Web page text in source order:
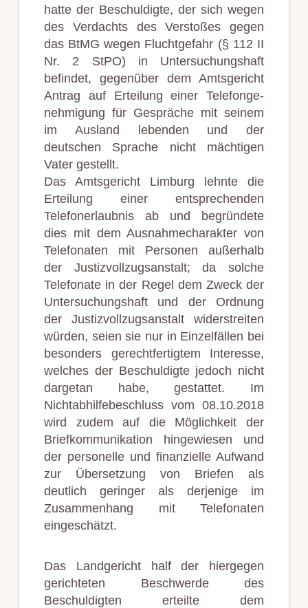
hatte der Be­schuldig­te, der sich wegen
des Ver­dachts des Ver­stoßes gegen
das BtMG wegen Flucht­gefahr (§ 112 II
Nr. 2 StPO) in Unter­suchungs­haft
befindet, gegen­über dem Amts­ge­richt
An­trag auf Er­teil­ung ein­er Telefon­ge­
nehmig­ung für Ge­spräche mit sein­em
im Aus­land leben­den und der
deutschen Sprache nicht mächtigen
Vater gestellt.
Das Amtsgericht Limburg lehnte die
Erteilung einer entsprechenden
Telefonerlaubnis ab und begründete
dies mit dem Ausnahmecharakter von
Telefonaten mit Personen außerhalb
der Justizvollzugsanstalt; da solche
Telefonate in der Regel dem Zweck der
Untersuchungshaft und der Ordnung
der Justizvollzugsanstalt widerstreiten
würden, seien sie nur in Einzelfällen bei
besonders gerechtfertigtem Interesse,
welches der Beschuldigte jedoch nicht
dargetan habe, gestattet. Im
Nichtabhilfebeschluss vom 08.10.2018
wird zudem auf die Möglichkeit der
Briefkommunikation hingewiesen und
der personelle und finanzielle Aufwand
zur Übersetzung von Briefen als
deutlich geringer als derjenige im
Zusammenhang mit Telefonaten
eingeschätzt.
Das Landgericht half der hiergegen
gerichteten Beschwerde des
Beschuldigten erteilte dem